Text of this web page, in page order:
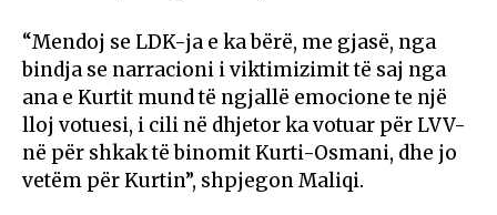
“Mendoj se LDK-ja e ka bërë, me gjasë, nga
bindja se narracioni i viktimizimit të saj nga
ana e Kurtit mund të ngjallë emocione te një
lloj votuesi, i cili në dhjetor ka votuar për LVV-
në për shkak të binomit Kurti-Osmani, dhe jo
vetëm për Kurtin”, shpjegon Maliqi.